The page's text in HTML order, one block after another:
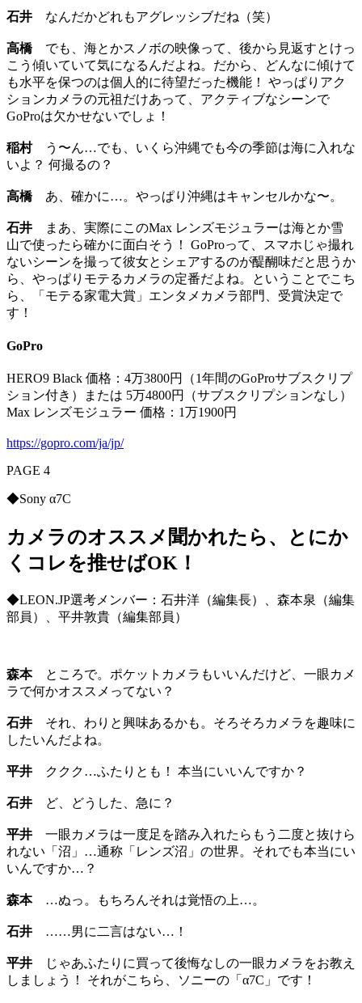
石井 なんだかどれもアグレッシブだね（笑）
高橋でも、海とかスノボの映像って、後から見返すとけっ
こう傾いていて気になるんだよね。だから、どんなに傾けて
も水平を保つのは個人的に待望だった機能！ やっぱりアク
ションカメラの元祖だけあって、アクティブなシーンで
GoProは欠かせないでしょ！
稲村
う〜ん…でも、いくら沖縄でも今の季節は海に入れな
いよ？ 何撮るの？
高橋あ、確かに…。やっぱり沖縄はキャンセルかな〜。
石井 まあ、実際にこのMax レンズモジュラーは海とか雪
山で使ったら確かに面白そう！ GoProって、スマホじゃ撮れ
ないシーンを撮って彼女とシェアするのが醍醐味だと思うか
ら、やっぱりモテるカメラの定番だよね。ということでこち
ら、「モテる家電大賞」エンタメカメラ部門、受賞決定で
す！
GoPro
HERO9 Black 価格：4万3800円（1年間のGoProサブスクリプ
ション付き）または 5万4800円（サブスクリプションなし）
Max レンズモジュラー 価格：1万1900円
https://gopro.com/ja/jp/
PAGE 4
◆Sony α7C
カメラのオススメ聞かれたら、とにか
くコレを推せばOK！
◆LEON.JP選考メンバー：石井洋（編集長）、森本泉（編集
部員）、平井敦貴（編集部員）
森本ところで。ポケットカメラもいいんだけど、一眼カメ
ラで何かオススメってない？
石井 それ、わりと興味あるかも。そろそろカメラを趣味に
したいんだよね。
平井 ククク…ふたりとも！ 本当にいいんですか？
石井 ど、どうした、急に？
平井 一眼カメラは一度足を踏み入れたらもう二度と抜けら
れない「沼」…通称「レンズ沼」の世界。それでも本当にい
いんですか…？
森本…ぬっ。もちろんそれは覚悟の上…。
石井 ……男に二言はない…！
平井 じゃあふたりに買って後悔なしの一眼カメラをお教え
しましょう！ それがこちら、ソニーの「α7C」です！